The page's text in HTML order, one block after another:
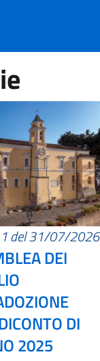
del 31/07/2026
DEI
DI
2025